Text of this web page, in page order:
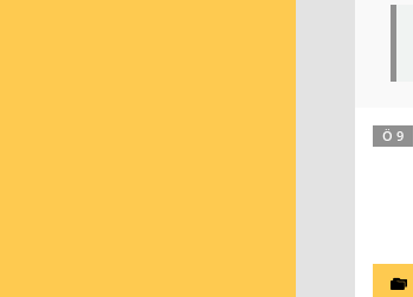
Ö 9